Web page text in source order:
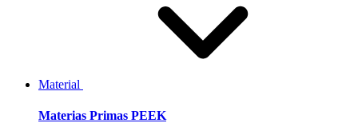
Material
Materias Primas PEEK